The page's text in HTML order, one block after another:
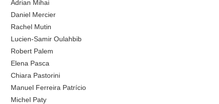
Adrian Mihai
Daniel Mercier
Rachel Mutin
Lucien-Samir Oulahbib
Robert Palem
Elena Pasca
Chiara Pastorini
Manuel Ferreira Patrício
Michel Paty